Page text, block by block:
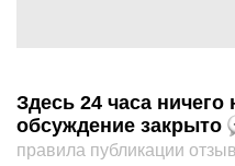
Здесь 24 часа
обсуждение закрыто
правила публикации